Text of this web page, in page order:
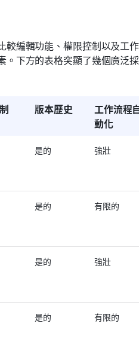
編輯功能、權限控制以及工
。下方的表格突顯了幾個廣泛
版本歷史
工作流程
動化
是的 強壯
是的 有限的
是的 強壯
是的 有限的